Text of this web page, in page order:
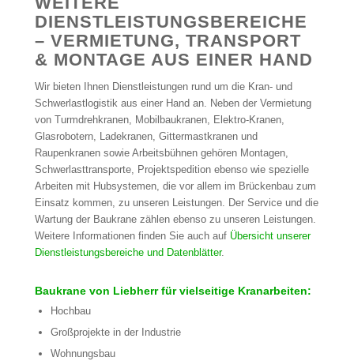
DIENSTLEISTUNGSBEREICHE
– VERMIETUNG, TRANSPORT
& MONTAGE AUS EINER HAND
Wir bieten Ihnen Dienstleistungen rund um die Kran- und
Schwerlastlogistik aus einer Hand an. Neben der Vermietung
von Turmdrehkranen, Mobilbaukranen, Elektro-Kranen,
Glasrobotern, Ladekranen, Gittermastkranen und
Raupenkranen sowie Arbeitsbühnen gehören Montagen,
Schwerlasttransporte, Projektspedition ebenso wie spezielle
Arbeiten mit Hubsystemen, die vor allem im Brückenbau zum
Einsatz kommen, zu unseren Leistungen. Der Service und die
Wartung der Baukrane zählen ebenso zu unseren Leistungen.
Weitere Informationen finden Sie auch auf Übersicht unserer
Dienstleistungsbereiche und Datenblätter.
Baukrane von Liebherr für vielseitige Kranarbeiten:
Hochbau
Großprojekte in der Industrie
Wohnungsbau